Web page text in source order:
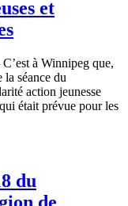
et
à Winnipeg que,
la séance du
action jeunesse
était prévue pour les
du
de